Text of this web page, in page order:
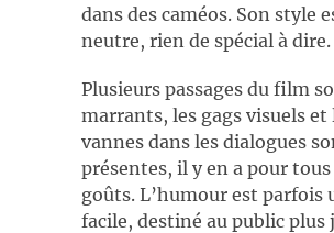
dans des caméos. Son style
neutre, rien de spécial à dire.
Plusieurs passages du film
marrants, les gags visuels et
vannes dans les dialogues
présentes, il y en a pour tous
goûts. L’humour est parfois
facile, destiné au public plus